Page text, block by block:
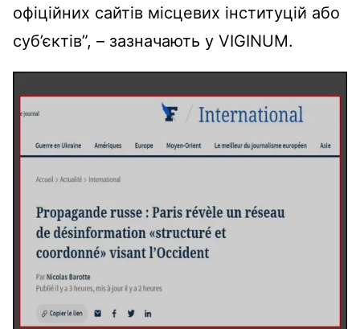
офіційних сайтів місцевих інституцій або
суб’єктів”, – зазначають у VIGINUM.